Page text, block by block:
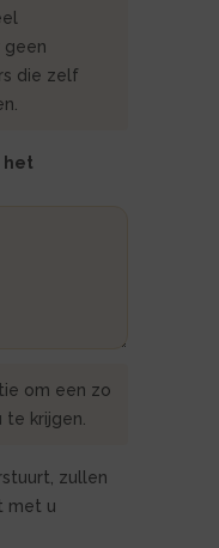
geen
die zelf
het
om een zo
krijgen.
zullen
met u